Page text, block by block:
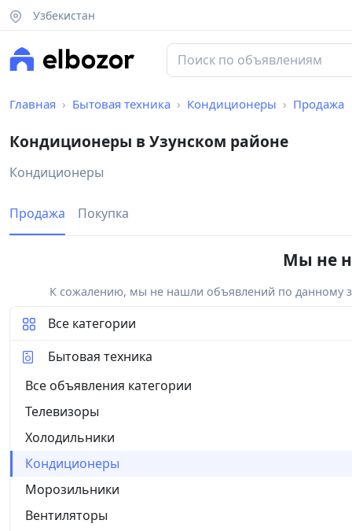
Узбекистан
Главная Бытовая техника Кондиционеры Продажа
Кондиционеры в Узунском районе
Кондиционеры
Продажа Покупка
Мы не
К сожалению, мы не нашли объявлений по данному
Все категории
Бытовая техника
Все объявления категории
Телевизоры
Холодильники
Кондиционеры
Морозильники
Вентиляторы